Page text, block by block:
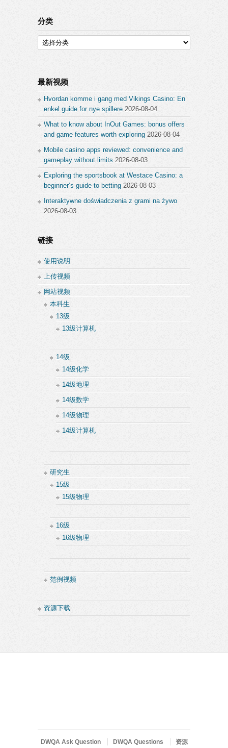
分类
分
类
最新视频
Hvordan komme i gang med Vikings Casino: En
enkel guide for nye spillere 2026-08-04
What to know about InOut Games: bonus offers
and game features worth exploring 2026-08-04
Mobile casino apps reviewed: convenience and
gameplay without limits 2026-08-03
Exploring the sportsbook at Westace Casino: a
beginner’s guide to betting 2026-08-03
Interaktywne doświadczenia z grami na żywo
2026-08-03
链接
使用说明
上传视频
网站视频
本科生
13级
13级计算机
14级
14级化学
14级地理
14级数学
14级物理
14级计算机
研究生
15级
15级物理
16级
16级物理
范例视频
资源下载
DWQA Ask Question DWQA Questions 资源